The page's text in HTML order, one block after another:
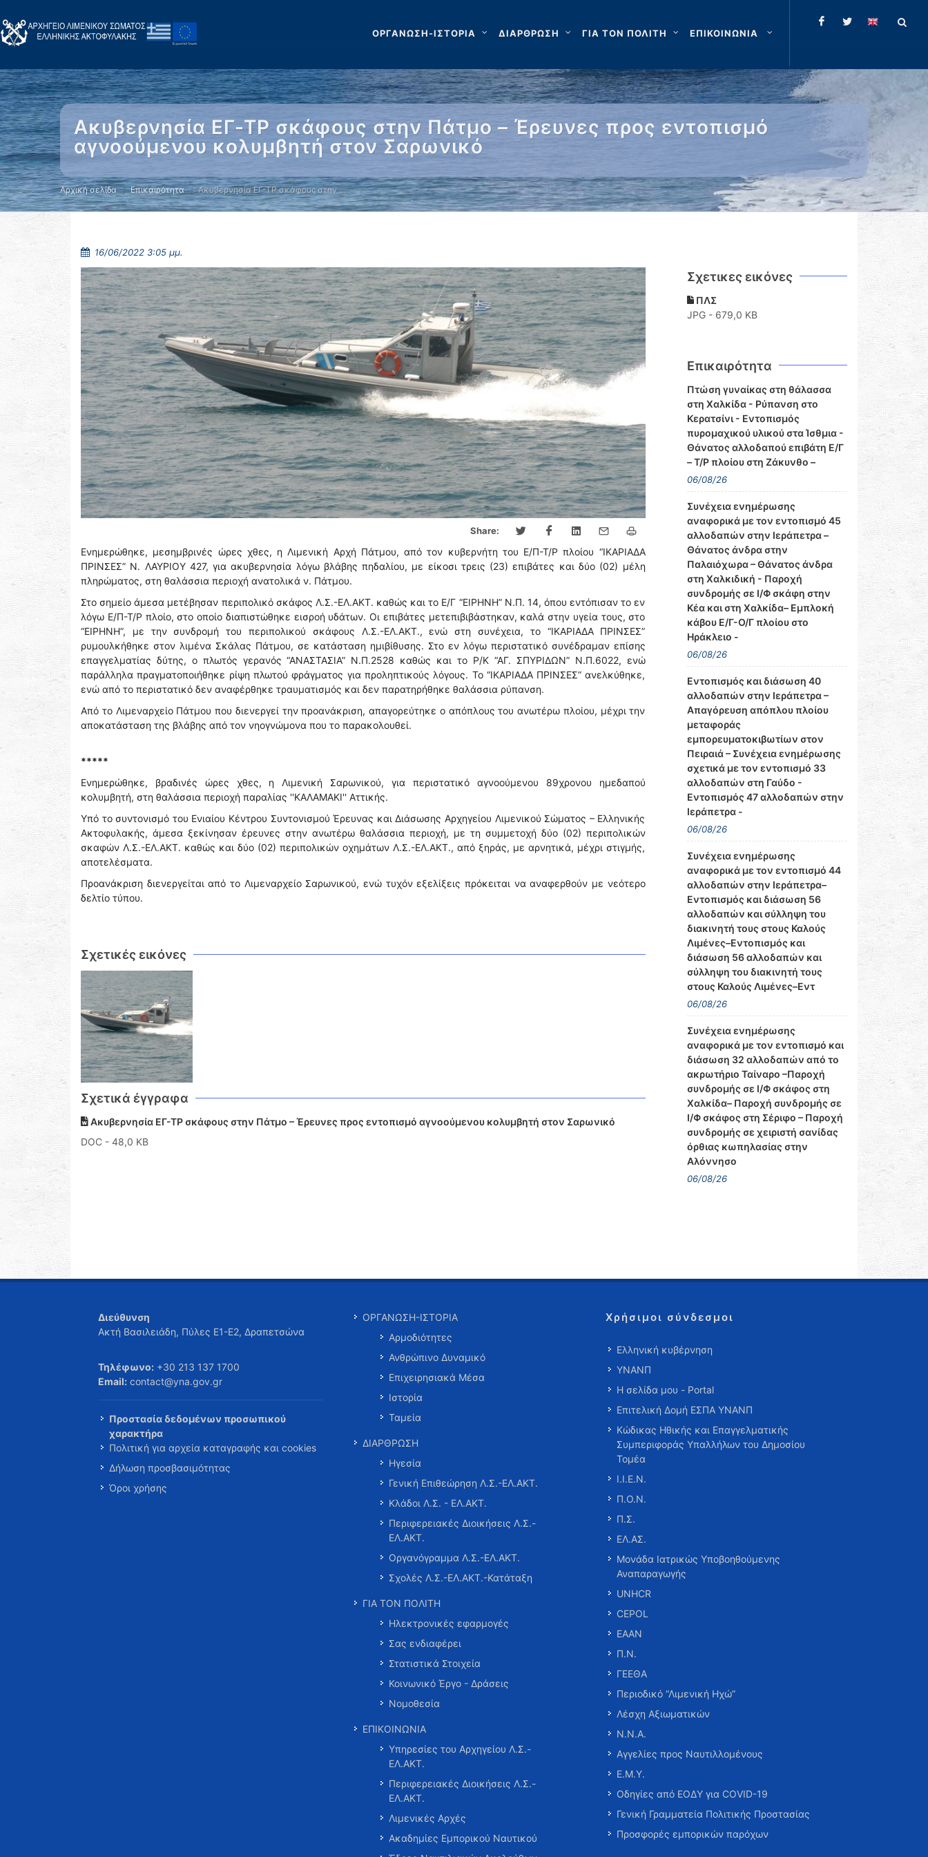
ΟΡΓΑΝΩΣΗ-ΙΣΤΟΡΙΑ ΔΙΑΡΘΡΩΣΗ ΓΙΑ ΤΟΝ ΠΟΛΙΤΗ ΕΠΙΚΟΙΝΩΝΙΑ
Ακυβερνησία ΕΓ-ΤΡ σκάφους στην Πάτμο – Έρευνες προς εντοπισμό
αγνοούμενου κολυμβητή στον Σαρωνικό
Αρχική σελίδα Επικαιρότητα Ακυβερνησία ΕΓ-ΤΡ σκάφους στην …
16/06/2022 3:05 μμ.
Share:
Ενημερώθηκε, μεσημβρινές ώρες χθες, η Λιμενική Αρχή Πάτμου, από τον κυβερνήτη του Ε/Π-Τ/Ρ πλοίου “ΙΚΑΡΙΑΔΑ
ΠΡΙΝΣΕΣ” Ν. ΛΑΥΡΙΟΥ 427, για ακυβερνησία λόγω βλάβης πηδαλίου, με είκοσι τρεις (23) επιβάτες και δύο (02) μέλη
πληρώματος, στη θαλάσσια περιοχή ανατολικά ν. Πάτμου.
Στο σημείο άμεσα μετέβησαν περιπολικό σκάφος Λ.Σ.-ΕΛ.ΑΚΤ. καθώς και το Ε/Γ “ΕΙΡΗΝΗ” Ν.Π. 14, όπου εντόπισαν το εν
λόγω Ε/Π-Τ/Ρ πλοίο, στο οποίο διαπιστώθηκε εισροή υδάτων. Οι επιβάτες μετεπιβιβάστηκαν, καλά στην υγεία τους, στο
“ΕΙΡΗΝΗ”, με την συνδρομή του περιπολικού σκάφους Λ.Σ.-ΕΛ.ΑΚΤ., ενώ στη συνέχεια, το “ΙΚΑΡΙΑΔΑ ΠΡΙΝΣΕΣ”
ρυμουλκήθηκε στον λιμένα Σκάλας Πάτμου, σε κατάσταση ημιβίθυσης. Στο εν λόγω περιστατικό συνέδραμαν επίσης
επαγγελματίας δύτης, ο πλωτός γερανός “ΑΝΑΣΤΑΣΙΑ” Ν.Π.2528 καθώς και το Ρ/Κ “ΑΓ. ΣΠΥΡΙΔΩΝ” Ν.Π.6022, ενώ
παράλληλα πραγματοποιήθηκε ρίψη πλωτού φράγματος για προληπτικούς λόγους. Το “ΙΚΑΡΙΑΔΑ ΠΡΙΝΣΕΣ” ανελκύθηκε,
ενώ από το περιστατικό δεν αναφέρθηκε τραυματισμός και δεν παρατηρήθηκε θαλάσσια ρύπανση.
Από το Λιμεναρχείο Πάτμου που διενεργεί την προανάκριση, απαγορεύτηκε ο απόπλους του ανωτέρω πλοίου, μέχρι την
αποκατάσταση της βλάβης από τον νηογνώμονα που το παρακολουθεί.
*****
Ενημερώθηκε, βραδινές ώρες χθες, η Λιμενική Σαρωνικού, για περιστατικό αγνοούμενου 89χρονου ημεδαπού
κολυμβητή, στη θαλάσσια περιοχή παραλίας ''ΚΑΛΑΜΑΚΙ'' Αττικής.
Υπό το συντονισμό του Ενιαίου Κέντρου Συντονισμού Έρευνας και Διάσωσης Αρχηγείου Λιμενικού Σώματος – Ελληνικής
Ακτοφυλακής, άμεσα ξεκίνησαν έρευνες στην ανωτέρω θαλάσσια περιοχή, με τη συμμετοχή δύο (02) περιπολικών
σκαφών Λ.Σ.-ΕΛ.ΑΚΤ. καθώς και δύο (02) περιπολικών οχημάτων Λ.Σ.-ΕΛ.ΑΚΤ., από ξηράς, με αρνητικά, μέχρι στιγμής,
αποτελέσματα.
Προανάκριση διενεργείται από το Λιμεναρχείο Σαρωνικού, ενώ τυχόν εξελίξεις πρόκειται να αναφερθούν με νεότερο
δελτίο τύπου.
Σχετικές εικόνες
Σχετικά έγγραφα
Ακυβερνησία ΕΓ-ΤΡ σκάφους στην Πάτμο – Έρευνες προς εντοπισμό αγνοούμενου κολυμβητή στον Σαρωνικό
DOC - 48,0 KB
Σχετικες εικόνες
ΠΛΣ
JPG - 679,0 KB
Επικαιρότητα
Πτώση γυναίκας στη θάλασσα
στη Χαλκίδα - Ρύπανση στο
Κερατσίνι - Εντοπισμός
πυρομαχικού υλικού στα Ίσθμια -
Θάνατος αλλοδαπού επιβάτη Ε/Γ
– Τ/Ρ πλοίου στη Ζάκυνθο –
06/08/26
Συνέχεια ενημέρωσης
αναφορικά με τον εντοπισμό 45
αλλοδαπών στην Ιεράπετρα –
Θάνατος άνδρα στην
Παλαιόχωρα – Θάνατος άνδρα
στη Χαλκιδική - Παροχή
συνδρομής σε Ι/Φ σκάφη στην
Κέα και στη Χαλκίδα– Εμπλοκή
κάβου Ε/Γ-Ο/Γ πλοίου στο
Ηράκλειο -
06/08/26
Εντοπισμός και διάσωση 40
αλλοδαπών στην Ιεράπετρα –
Απαγόρευση απόπλου πλοίου
μεταφοράς
εμπορευματοκιβωτίων στον
Πειραιά – Συνέχεια ενημέρωσης
σχετικά με τον εντοπισμό 33
αλλοδαπών στη Γαύδο -
Εντοπισμός 47 αλλοδαπών στην
Ιεράπετρα -
06/08/26
Συνέχεια ενημέρωσης
αναφορικά με τον εντοπισμό 44
αλλοδαπών στην Ιεράπετρα–
Εντοπισμός και διάσωση 56
αλλοδαπών και σύλληψη του
διακινητή τους στους Καλούς
Λιμένες–Εντοπισμός και
διάσωση 56 αλλοδαπών και
σύλληψη του διακινητή τους
στους Καλούς Λιμένες–Εντ
06/08/26
Συνέχεια ενημέρωσης
αναφορικά με τον εντοπισμό και
διάσωση 32 αλλοδαπών από το
ακρωτήριο Ταίναρο –Παροχή
συνδρομής σε Ι/Φ σκάφος στη
Χαλκίδα– Παροχή συνδρομής σε
Ι/Φ σκάφος στη Σέριφο – Παροχή
συνδρομής σε χειριστή σανίδας
όρθιας κωπηλασίας στην
Αλόννησο
06/08/26
Διεύθυνση
Ακτή Βασιλειάδη, Πύλες Ε1-Ε2, Δραπετσώνα
Τηλέφωνο: +30 213 137 1700
Email: contact@yna.gov.gr
Προστασία δεδομένων προσωπικού
χαρακτήρα
Πολιτική για αρχεία καταγραφής και cookies
Δήλωση προσβασιμότητας
Όροι χρήσης
ΟΡΓΑΝΩΣΗ-ΙΣΤΟΡΙΑ
Αρμοδιότητες
Ανθρώπινο Δυναμικό
Επιχειρησιακά Μέσα
Ιστορία
Ταμεία
ΔΙΑΡΘΡΩΣΗ
Ηγεσία
Γενική Επιθεώρηση Λ.Σ.-ΕΛ.ΑΚΤ.
Κλάδοι Λ.Σ. - ΕΛ.ΑΚΤ.
Περιφερειακές Διοικήσεις Λ.Σ.-
ΕΛ.ΑΚΤ.
Οργανόγραμμα Λ.Σ.-ΕΛ.ΑΚΤ.
Σχολές Λ.Σ.-ΕΛ.ΑΚΤ.-Κατάταξη
ΓΙΑ ΤΟΝ ΠΟΛΙΤΗ
Ηλεκτρονικές εφαρμογές
Σας ενδιαφέρει
Στατιστικά Στοιχεία
Κοινωνικό Έργο - Δράσεις
Νομοθεσία
ΕΠΙΚΟΙΝΩΝΙΑ
Υπηρεσίες του Αρχηγείου Λ.Σ.-
ΕΛ.ΑΚΤ.
Περιφερειακές Διοικήσεις Λ.Σ.-
ΕΛ.ΑΚΤ.
Λιμενικές Αρχές
Ακαδημίες Εμπορικού Ναυτικού
Χρήσιμοι σύνδεσμοι
Ελληνική κυβέρνηση
ΥΝΑΝΠ
Η σελίδα μου - Portal
Επιτελική Δομή ΕΣΠΑ ΥΝΑΝΠ
Κώδικας Ηθικής και Επαγγελματικής
Συμπεριφοράς Υπαλλήλων του Δημοσίου
Τομέα
Ι.Ι.Ε.Ν.
Π.Ο.Ν.
Π.Σ.
ΕΛ.ΑΣ.
Μονάδα Ιατρικώς Υποβοηθούμενης
Αναπαραγωγής
UNHCR
CEPOL
ΕΑΑΝ
Π.Ν.
ΓΕΕΘΑ
Περιοδικό “Λιμενική Ηχώ”
Λέσχη Αξιωματικών
Ν.Ν.Α.
Αγγελίες προς Ναυτιλλομένους
Ε.Μ.Υ.
Οδηγίες από ΕΟΔΥ για COVID-19
Γενική Γραμματεία Πολιτικής Προστασίας
Προσφορές εμπορικών παρόχων